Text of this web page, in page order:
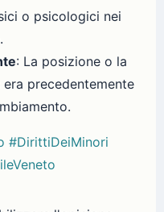
o psicologici nei
: La posizione o la
precedentemente
#DirittiDeiMinori